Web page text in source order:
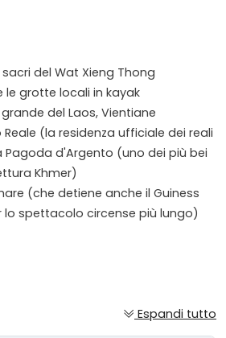
del Wat Xieng Thong
le grotte locali in kayak
del Laos, Vientiane
Reale (la residenza ufficiale dei reali
d'Argento (uno dei più bei
Khmer)
(che detiene anche il Guiness
lo spettacolo circense più lungo)
Espandi tutto